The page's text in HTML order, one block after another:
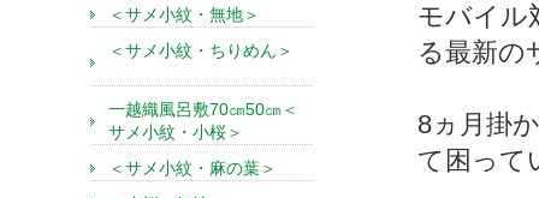
モバイル
る最新の
8ヵ月掛
て困って
＜サメ小紋・無地＞
＜サメ小紋・ちりめん＞
一越織風呂敷70㎝50㎝＜
サメ小紋・小桜＞
＜サメ小紋・麻の葉＞